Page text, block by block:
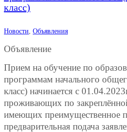
класс)
Новости Объявления
Объявление
Прием на обучение по
программам начального
класс) начинается с
проживающих по
имеющих преимущественное
предварительная подача